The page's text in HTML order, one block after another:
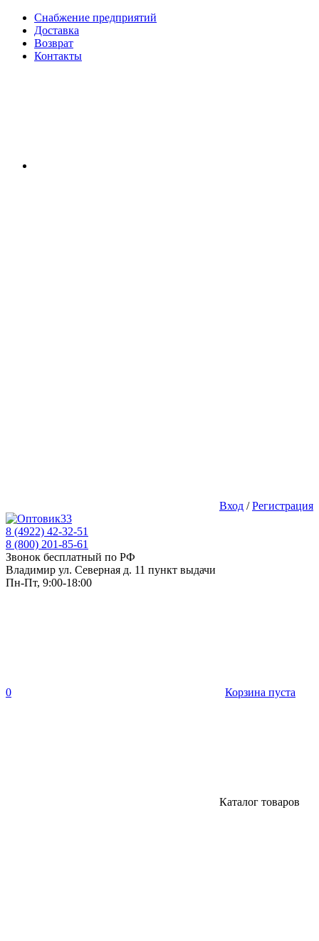
Снабжение предприятий
Доставка
Возврат
Контакты
Вход /Регистрация
8 (4922) 42-32-51
8 (800) 201-85-61
Звонок бесплатный по РФ
Владимир ул. Северная д. 11 пункт выдачи
Пн-Пт, 9:00-18:00
0 Корзина пуста
Каталог товаров